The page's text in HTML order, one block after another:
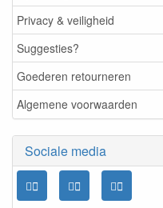
Privacy & veiligheid
Suggesties?
Goederen retourneren
Algemene voorwaarden
Sociale media